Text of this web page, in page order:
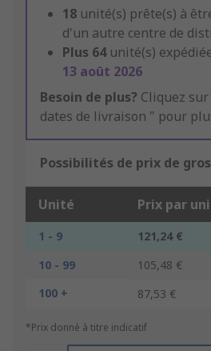
18 unité(s) prête(s) à
d'un autre centre de
Plus 64 unité(s)
13 août 2026
Besoin de plus? Cliquez
dates de livraison " pour
Possibilités de prix de gros
Unité Prix par
1 - 9
121,24 €
10 - 99
105,48 €
100 +
87,53 €
*Prix donné à titre indicatif